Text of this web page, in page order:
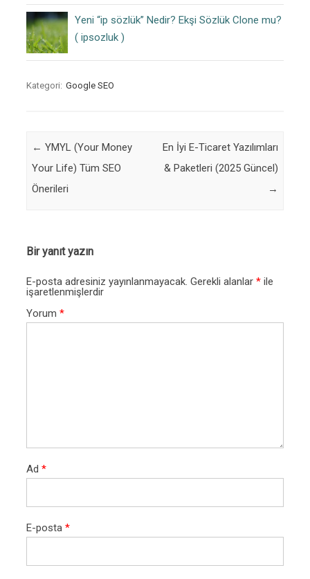
Yeni “ip sözlük” Nedir? Ekşi Sözlük Clone mu?
( ipsozluk )
Kategori: Google SEO
Post navigation
← YMYL (Your Money
Your Life) Tüm SEO
Önerileri
En İyi E-Ticaret Yazılımları
& Paketleri (2025 Güncel)
→
Bir yanıt yazın
E-posta adresiniz yayınlanmayacak. Gerekli alanlar * ile
işaretlenmişlerdir
Yorum *
Ad *
E-posta *